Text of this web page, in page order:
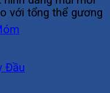
Đầu
với tổng thể gương